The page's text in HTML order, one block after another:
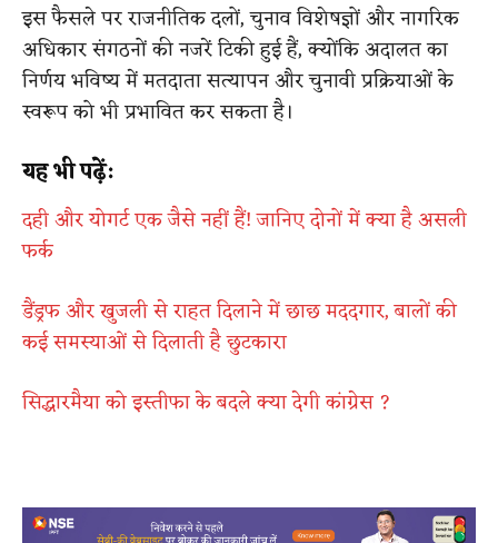
इस फैसले पर राजनीतिक दलों, चुनाव विशेषज्ञों और नागरिक
अधिकार संगठनों की नजरें टिकी हुई हैं, क्योंकि अदालत का
निर्णय भविष्य में मतदाता सत्यापन और चुनावी प्रक्रियाओं के
स्वरूप को भी प्रभावित कर सकता है।
यह भी पढ़ें:
दही और योगर्ट एक जैसे नहीं हैं! जानिए दोनों में क्या है असली
फर्क
डैंड्रफ और खुजली से राहत दिलाने में छाछ मददगार, बालों की
कई समस्याओं से दिलाती है छुटकारा
सिद्धारमैया को इस्तीफा के बदले क्या देगी कांग्रेस ?